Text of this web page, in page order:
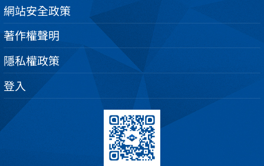
網站安全政策
著作權聲明
隱私權政策
登入